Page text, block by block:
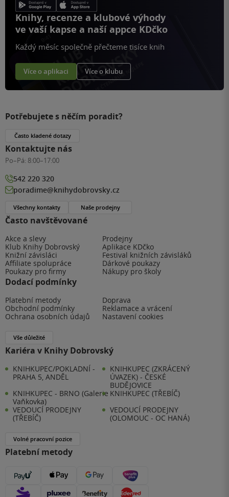
Knihy, recenze a klubové výhody
ve vaší kapse a naší appce KDčko
Každý měsíc společně přečteme tisíce knih
Více o aplikaci Více o klubu
Často navštěvované
Akce a slevy
Prodejny
Klub Knihy Dobrovský
Aplikace KDčko
Knižní závisláci
Festival knižních závisláků
Affiliate spolupráce
Dárkové poukazy
Poukazy pro firmy
Nákupy pro školy
Dodací podmínky
Platební metody
Doprava
Obchodní podmínky
Reklamace a vrácení
Ochrana osobních údajů
Nastavení cookies
Vše důležité
Kariéra v Knihy Dobrovský
KNIHKUPEC/POKLADNÍ -
PRAHA 5, ANDĚL
KNIHKUPEC (ZKRÁCENÝ
ÚVAZEK) - ČESKÉ
BUDĚJOVICE
KNIHKUPEC - BRNO (Galerie
Vaňkovka)
KNIHKUPEC (TŘEBÍČ)
VEDOUCÍ PRODEJNY
(TŘEBÍČ)
VEDOUCÍ PRODEJNY
(OLOMOUC - OC HANÁ)
Volné pracovní pozice
Platební metody
Potřebujete s něčím poradit?
Často kladené dotazy
Kontaktujte nás
Po–Pá: 8:00–17:00
542 220 320
poradime@knihydobrovsky.cz
Všechny kontakty Naše prodejny